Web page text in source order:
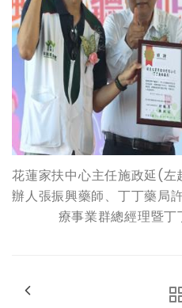
花蓮家扶中心主任施政延(
辦人張振興藥師、丁丁藥局
療事業群總經理暨